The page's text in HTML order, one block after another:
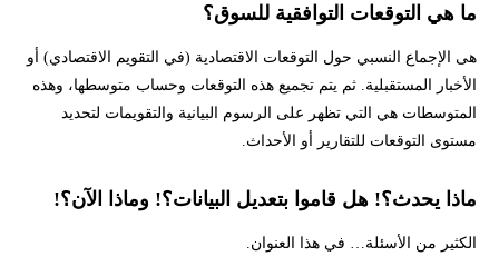
ما هي التوقعات التوافقية للسوق؟
هى الإجماع النسبي حول التوقعات الاقتصادية (في التقويم الاقتصادي) أو
الأخبار المستقبلية. ثم يتم تجميع هذه التوقعات وحساب متوسطها، وهذه
المتوسطات هي التي تظهر على الرسوم البيانية والتقويمات لتحديد
مستوى التوقعات للتقارير أو الأحداث.
ماذا يحدث؟! هل قاموا بتعديل البيانات؟! وماذا الآن؟!
الكثير من الأسئلة… في هذا العنوان.